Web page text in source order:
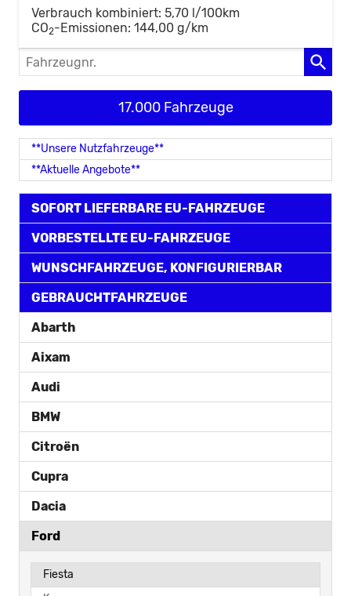
Verbrauch kombiniert: 5,70 l/100km
CO2-Emissionen: 144,00 g/km
Fahrzeugnr.
17.000 Fahrzeuge
**Unsere Nutzfahrzeuge**
**Aktuelle Angebote**
SOFORT LIEFERBARE EU-FAHRZEUGE
VORBESTELLTE EU-FAHRZEUGE
WUNSCHFAHRZEUGE, KONFIGURIERBAR
GEBRAUCHTFAHRZEUGE
Abarth
Aixam
Audi
BMW
Citroën
Cupra
Dacia
Ford
Fiesta